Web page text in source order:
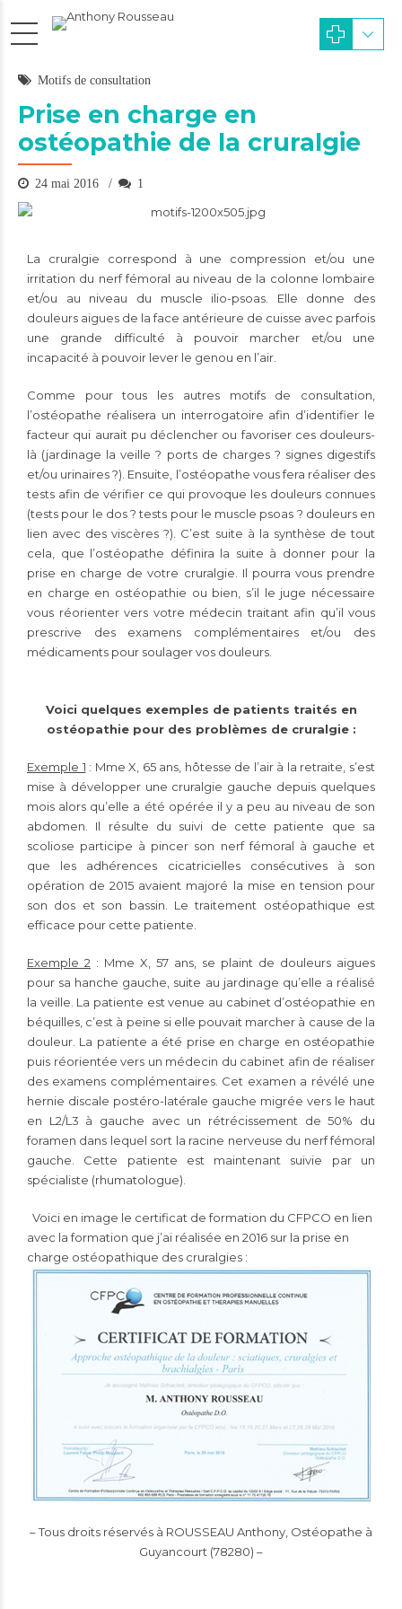
Motifs de consultation
Prise en charge en
ostéopathie de la cruralgie
24 mai 2016 1
La cruralgie correspond à une compression et/ou une
irritation du nerf fémoral au niveau de la colonne lombaire
et/ou au niveau du muscle ilio-psoas. Elle donne des
douleurs aigues de la face antérieure de cuisse avec parfois
une grande difficulté à pouvoir marcher et/ou une
incapacité à pouvoir lever le genou en l’air.
Comme pour tous les autres motifs de consultation,
l’ostéopathe réalisera un interrogatoire afin d’identifier le
facteur qui aurait pu déclencher ou favoriser ces douleurs-
là (jardinage la veille ? ports de charges ? signes digestifs
et/ou urinaires ?). Ensuite, l’ostéopathe vous fera réaliser des
tests afin de vérifier ce qui provoque les douleurs connues
(tests pour le dos ? tests pour le muscle psoas ? douleurs en
lien avec des viscères ?). C’est suite à la synthèse de tout
cela, que l’ostéopathe définira la suite à donner pour la
prise en charge de votre cruralgie. Il pourra vous prendre
en charge en ostéopathie ou bien, s’il le juge nécessaire
vous réorienter vers votre médecin traitant afin qu’il vous
prescrive des examens complémentaires et/ou des
médicaments pour soulager vos douleurs.
Voici quelques exemples de patients traités en
ostéopathie pour des problèmes de cruralgie :
Exemple 1 : Mme X, 65 ans, hôtesse de l’air à la retraite, s’est
mise à développer une cruralgie gauche depuis quelques
mois alors qu’elle a été opérée il y a peu au niveau de son
abdomen. Il résulte du suivi de cette patiente que sa
scoliose participe à pincer son nerf fémoral à gauche et
que les adhérences cicatricielles consécutives à son
opération de 2015 avaient majoré la mise en tension pour
son dos et son bassin. Le traitement ostéopathique est
efficace pour cette patiente.
Exemple 2 : Mme X, 57 ans, se plaint de douleurs aigues
pour sa hanche gauche, suite au jardinage qu’elle a réalisé
la veille. La patiente est venue au cabinet d’ostéopathie en
béquilles, c’est à peine si elle pouvait marcher à cause de la
douleur. La patiente a été prise en charge en ostéopathie
puis réorientée vers un médecin du cabinet afin de réaliser
des examens complémentaires. Cet examen a révélé une
hernie discale postéro-latérale gauche migrée vers le haut
en L2/L3 à gauche avec un rétrécissement de 50% du
foramen dans lequel sort la racine nerveuse du nerf fémoral
gauche. Cette patiente est maintenant suivie par un
spécialiste (rhumatologue).
Voici en image le certificat de formation du CFPCO en lien
avec la formation que j’ai réalisée en 2016 sur la prise en
charge ostéopathique des cruralgies :
– Tous droits réservés à ROUSSEAU Anthony, Ostéopathe à
Guyancourt (78280) –